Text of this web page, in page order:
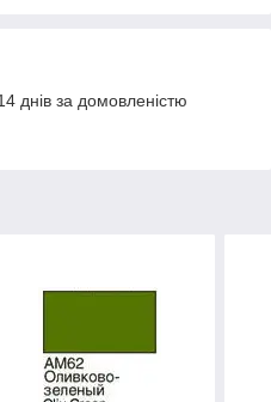
днів за домовленістю